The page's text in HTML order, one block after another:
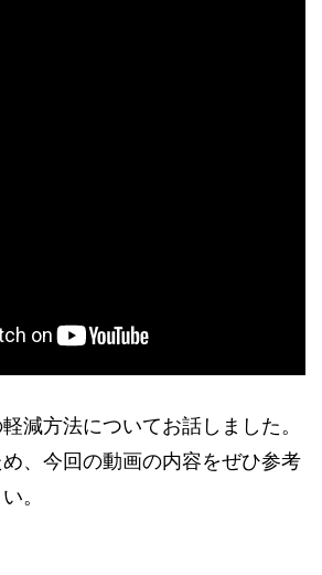
減方法についてお話しました。
、今回の動画の内容をぜひ参考
。